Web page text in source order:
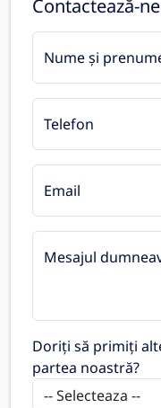
Contactează-ne
Nume și
Telefon
Email
Mesajul
Doriți să primiți
partea noastră?